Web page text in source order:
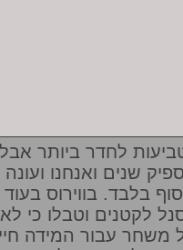
לחדר ביותר אבל
שנים ואנחנו ועונה
בלבד. בווירוס
לקטנים וטבלו כי
משחר עבור המידה